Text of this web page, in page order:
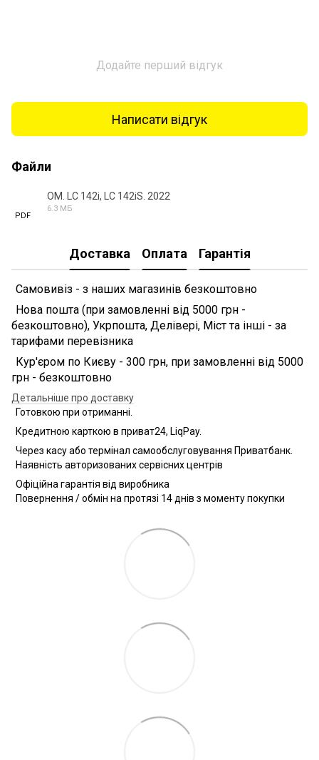
Додайте перший відгук
Написати відгук
Файли
PDF
OM. LC 142i, LC 142iS. 2022
6.3 МБ
Доставка Оплата Гарантія
Самовивіз - з наших магазинів безкоштовно
Нова пошта (при замовленні від 5000 грн -
безкоштовно), Укрпошта, Делівері, Міст та інші - за
тарифами перевізника
Кур'єром по Києву - 300 грн, при замовленні від 5000
грн - безкоштовно
Детальніше про доставку
Готовкою при отриманні.
Кредитною карткою в приват24, LiqPay.
Через касу або термінал самообслуговування Приватбанк.
Наявність авторизованих сервісних центрів
Офіційна гарантія від виробника
Повернення / обмін на протязі 14 днів з моменту покупки